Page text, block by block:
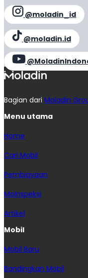
@moladin_id
@moladin.id
Bagian dari Moladin
Menu utama
Home
Cari Mobil
Pembiayaan
MoInspeksi
Artikel
Mobil
Mobil Baru
Bandingkan Mobil